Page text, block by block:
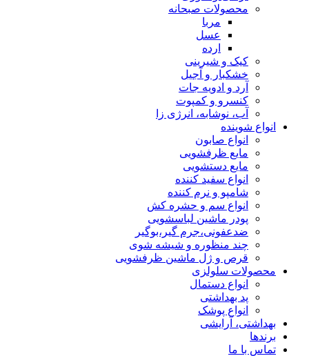
محصولات صبحانه
مربا
عسل
ارده
کیک و شیرینی
خشکبار و آجیل
آرد و ادویه جات
کنسرو و کمپوت
آب، نوشابه، انرژی زا
انواع شوینده
انواع صابون
مایع ظرفشویی
مایع دستشویی
انواع سفید کننده
شامپو و نرم کننده
انواع سم و حشره کش
پودر ماشین لباسشویی
ضدعفونی،جرم گیر،بوگیر
چند منظوره و شیشه شوی
قرص و ژل ماشین ظرفشویی
محصولات سلولزی
انواع دستمال
پد بهداشتی
انواع پوشک
بهداشتی، آرایشی
برندها
تماس با ما